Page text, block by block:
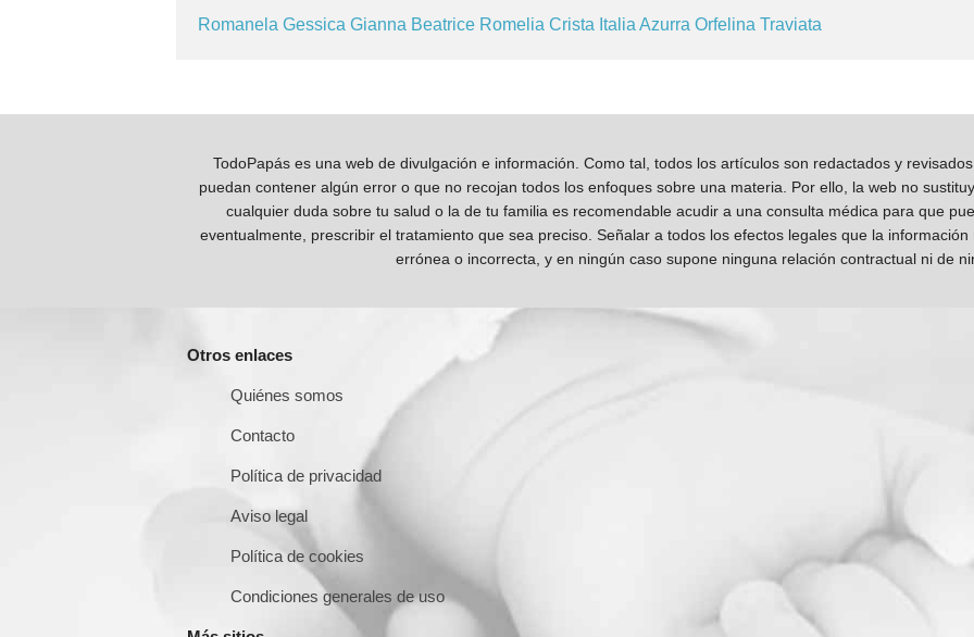
Romanela Gessica Gianna Beatrice Romelia Crista Italia Azurra Orfelina Traviata
TodoPapás es una web de divulgación e información. Como tal, todos los artículos son redactados y
puedan contener algún error o que no recojan todos los enfoques sobre una materia. Por ello, la web no
cualquier duda sobre tu salud o la de tu familia es recomendable acudir a una consulta médica para que
eventualmente, prescribir el tratamiento que sea preciso. Señalar a todos los efectos legales que la
errónea o incorrecta, y en ningún caso supone ninguna relación contractual ni de
Otros enlaces
Quiénes somos
Contacto
Política de privacidad
Aviso legal
Política de cookies
Condiciones generales de uso